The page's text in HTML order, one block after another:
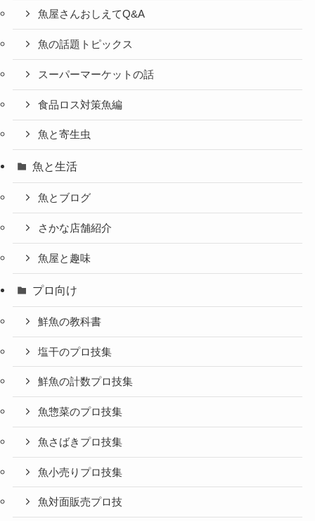
魚屋さんおしえてQ&A
魚の話題トピックス
スーパーマーケットの話
食品ロス対策魚編
魚と寄生虫
魚と生活
魚とブログ
さかな店舗紹介
魚屋と趣味
プロ向け
鮮魚の教科書
塩干のプロ技集
鮮魚の計数プロ技集
魚惣菜のプロ技集
魚さばきプロ技集
魚小売りプロ技集
魚対面販売プロ技